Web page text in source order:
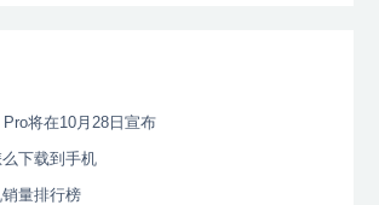
将在10月28日宣布
下载到手机
量排行榜